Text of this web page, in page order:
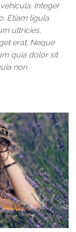
Integer
Etiam ligula
ultricies,
erat. Neque
quia dolor sit
non